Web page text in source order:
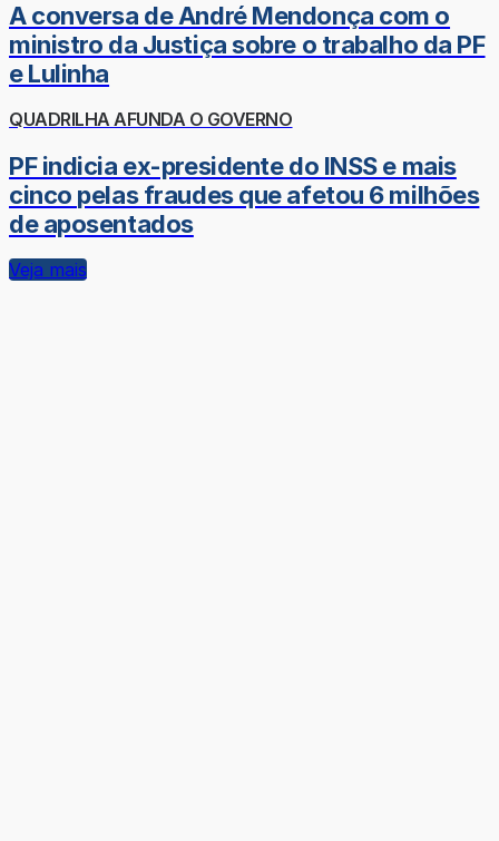
A conversa de André Mendonça com o
ministro da Justiça sobre o trabalho da PF
e Lulinha
QUADRILHA AFUNDA O GOVERNO
PF indicia ex-presidente do INSS e mais
cinco pelas fraudes que afetou 6 milhões
de aposentados
Veja mais